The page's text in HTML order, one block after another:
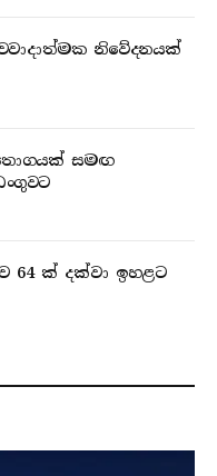
නිවේදනයක්
සමඟ
64 ක් දක්වා ඉහළට